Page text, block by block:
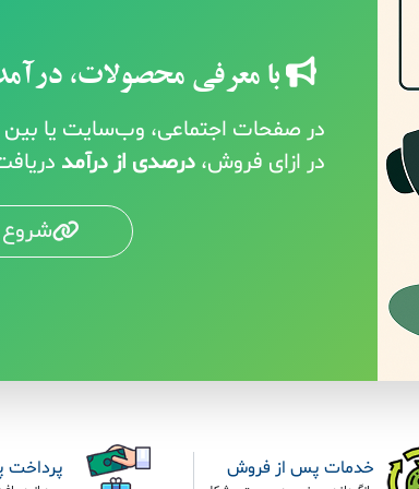
با معرفی محصولات،
در صفحات اجتماعی، وب‌سایت یا
در ازای فروش، درصدی از درآمد
شروع
خدمات پس از فروش پرداخت